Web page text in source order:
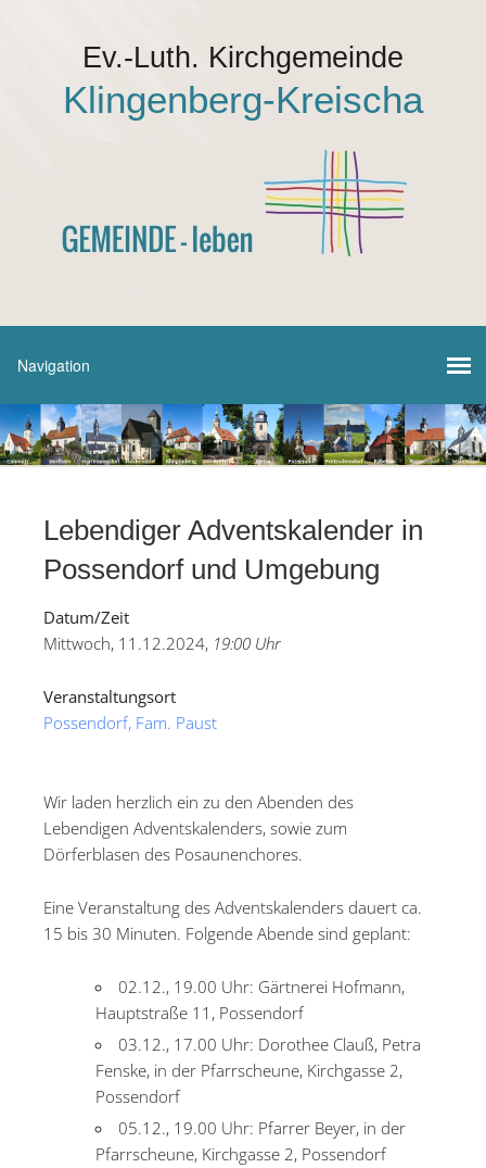
Ev.-Luth. Kirchgemeinde
Klingenberg-Kreischa
Lebendiger Adventskalender in
Possendorf und Umgebung
Datum/Zeit
Mittwoch, 11.12.2024, 19:00 Uhr
Veranstaltungsort
Possendorf, Fam. Paust
Wir laden herzlich ein zu den Abenden des
Lebendigen Adventskalenders, sowie zum
Dörferblasen des Posaunenchores.
Eine Veranstaltung des Adventskalenders dauert ca.
15 bis 30 Minuten. Folgende Abende sind geplant:
02.12., 19.00 Uhr: Gärtnerei Hofmann,
Hauptstraße 11, Possendorf
03.12., 17.00 Uhr: Dorothee Clauß, Petra
Fenske, in der Pfarrscheune, Kirchgasse 2,
Possendorf
05.12., 19.00 Uhr: Pfarrer Beyer, in der
Pfarrscheune, Kirchgasse 2, Possendorf